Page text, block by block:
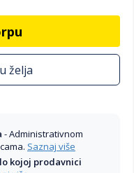
želja
- Administrativnom
Saznaj više
kojoj prodavnici